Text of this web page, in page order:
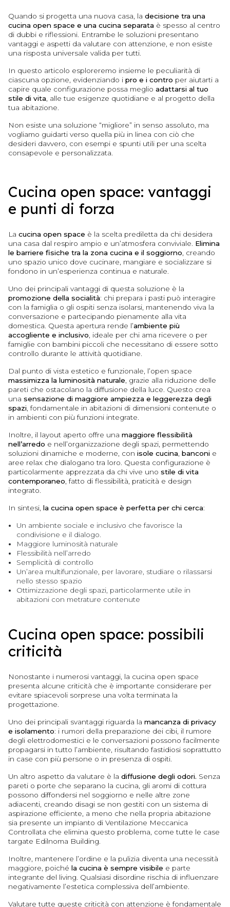
Quando si progetta una nuova casa, la decisione tra una
cucina open space e una cucina separata è spesso al centro
di dubbi e riflessioni. Entrambe le soluzioni presentano
vantaggi e aspetti da valutare con attenzione, e non esiste
una risposta universale valida per tutti.
In questo articolo esploreremo insieme le peculiarità di
ciascuna opzione, evidenziando i pro e i contro per aiutarti a
capire quale configurazione possa meglio adattarsi al tuo
stile di vita , alle tue esigenze quotidiane e al progetto della
tua abitazione.
Non esiste una soluzione “migliore” in senso assoluto, ma
vogliamo guidarti verso quella più in linea con ciò che
desideri davvero, con esempi e spunti utili per una scelta
consapevole e personalizzata.
Cucina open space: vantaggi
e punti di forza
La cucina open space è la scelta prediletta da chi desidera
una casa dal respiro ampio e un’atmosfera conviviale. Elimina
le barriere fisiche tra la zona cucina e il soggiorno , creando
uno spazio unico dove cucinare, mangiare e socializzare si
fondono in un’esperienza continua e naturale.
Uno dei principali vantaggi di questa soluzione è la
promozione della socialità: chi prepara i pasti può interagire
con la famiglia o gli ospiti senza isolarsi, mantenendo viva la
conversazione e partecipando pienamente alla vita
domestica. Questa apertura rende l’ambiente più
accogliente e inclusivo , ideale per chi ama ricevere o per
famiglie con bambini piccoli che necessitano di essere sotto
controllo durante le attività quotidiane.
Dal punto di vista estetico e funzionale, l’open space
massimizza la luminosità naturale , grazie alla riduzione delle
pareti che ostacolano la diffusione della luce. Questo crea
una sensazione di maggiore ampiezza e leggerezza degli
spazi , fondamentale in abitazioni di dimensioni contenute o
in ambienti con più funzioni integrate.
Inoltre, il layout aperto offre una maggiore flessibilità
nell’arredo e nell’organizzazione degli spazi, permettendo
soluzioni dinamiche e moderne, con isole cucina banconi e
aree relax che dialogano tra loro. Questa configurazione è
particolarmente apprezzata da chi vive uno stile di vita
contemporaneo , fatto di flessibilità, praticità e design
integrato.
In sintesi, la cucina open space è perfetta per chi cerca:
Un ambiente sociale e inclusivo che favorisce la
condivisione e il dialogo.
Maggiore luminosità naturale
Flessibilità nell’arredo
Semplicità di controllo
Un’area multifunzionale, per lavorare, studiare o rilassarsi
nello stesso spazio
Ottimizzazione degli spazi, particolarmente utile in
abitazioni con metrature contenute
Cucina open space: possibili
criticità
Nonostante i numerosi vantaggi, la cucina open space
presenta alcune criticità che è importante considerare per
evitare spiacevoli sorprese una volta terminata la
progettazione.
Uno dei principali svantaggi riguarda la mancanza di privacy
e isolamento: i rumori della preparazione dei cibi, il rumore
degli elettrodomestici e le conversazioni possono facilmente
propagarsi in tutto l’ambiente, risultando fastidiosi soprattutto
in case con più persone o in presenza di ospiti.
Un altro aspetto da valutare è la diffusione degli odori. Senza
pareti o porte che separano la cucina, gli aromi di cottura
possono diffondersi nel soggiorno e nelle altre zone
adiacenti, creando disagi se non gestiti con un sistema di
aspirazione efficiente, a meno che nella propria abitazione
sia presente un impianto di Ventilazione Meccanica
Controllata che elimina questo problema, come tutte le case
targate Edilnoma Building.
Inoltre, mantenere l’ordine e la pulizia diventa una necessità
maggiore, poiché la cucina è sempre visibile e parte
integrante del living. Qualsiasi disordine rischia di influenzare
negativamente l’estetica complessiva dell’ambiente.
Valutare tutte queste criticità con attenzione è fondamentale